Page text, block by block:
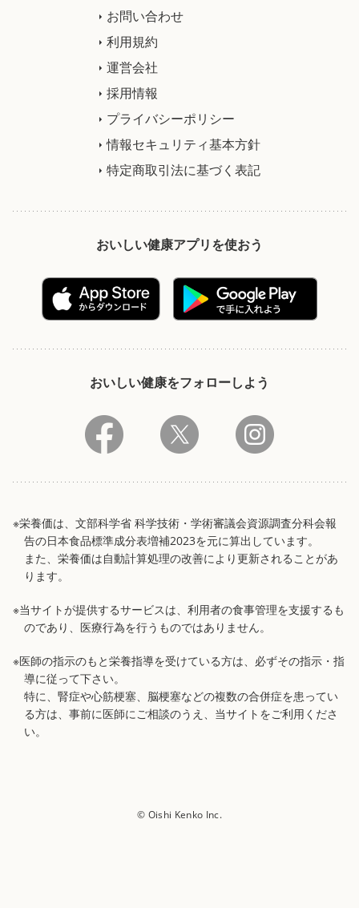
お問い合わせ
利用規約
運営会社
採用情報
プライバシーポリシー
情報セキュリティ基本方針
特定商取引法に基づく表記
おいしい健康アプリを使おう
おいしい健康をフォローしよう
※栄養価は、文部科学省 科学技術・学術審議会資源調査分科会報
告の日本食品標準成分表増補2023を元に算出しています。
また、栄養価は自動計算処理の改善により更新されることがあ
ります。
※当サイトが提供するサービスは、利用者の食事管理を支援するも
のであり、医療行為を行うものではありません。
※医師の指示のもと栄養指導を受けている方は、必ずその指示・指
導に従って下さい。
特に、腎症や心筋梗塞、脳梗塞などの複数の合併症を患ってい
る方は、事前に医師にご相談のうえ、当サイトをご利用くださ
い。
© Oishi Kenko Inc.